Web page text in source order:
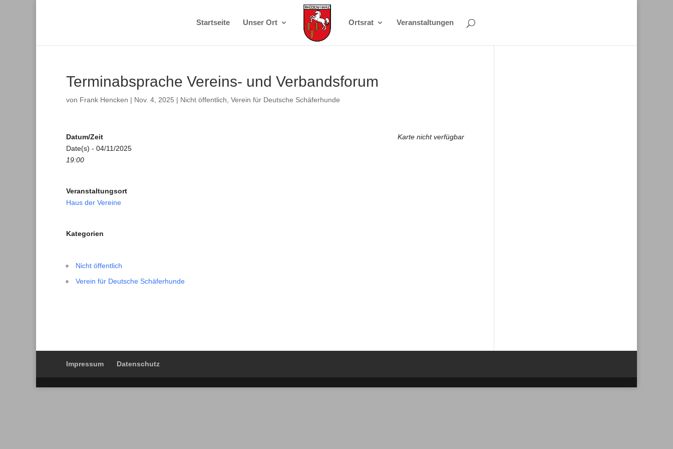
Startseite Unser Ort Ortsrat Veranstaltungen
Terminabsprache Vereins- und Verbandsforum
von Frank Hencken | Nov. 4, 2025 | Nicht öffentlich Verein für Deutsche Schäferhunde
Karte nicht verfügbar
Datum/Zeit
Date(s) - 04/11/2025
19:00
Veranstaltungsort
Haus der Vereine
Kategorien
Nicht öffentlich
Verein für Deutsche Schäferhunde
Impressum Datenschutz